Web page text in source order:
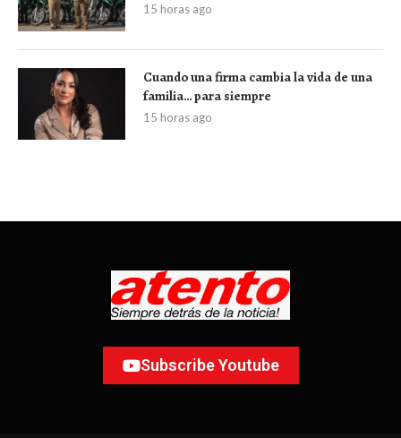
15 horas ago
Cuando una firma cambia la vida de una
familia… para siempre
15 horas ago
Subscribe Youtube